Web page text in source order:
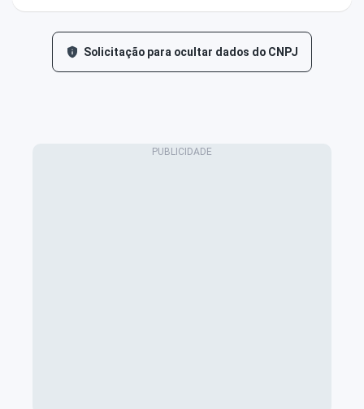
Solicitação para ocultar dados do CNPJ